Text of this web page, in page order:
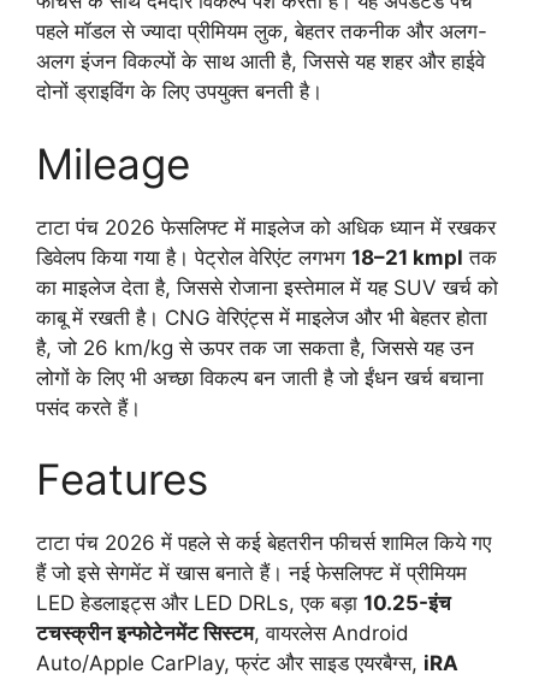
पहले मॉडल से ज्यादा प्रीमियम लुक, बेहतर तकनीक और अलग-
अलग इंजन विकल्पों के साथ आती है, जिससे यह शहर और हाईवे
दोनों ड्राइविंग के लिए उपयुक्त बनती है।
Mileage
टाटा पंच 2026 फेसलिफ्ट में माइलेज को अधिक ध्यान में रखकर
डिवेलप किया गया है। पेट्रोल वेरिएंट लगभग 18–21 kmpl तक
का माइलेज देता है, जिससे रोजाना इस्तेमाल में यह SUV खर्च को
काबू में रखती है। CNG वेरिएंट्स में माइलेज और भी बेहतर होता
है, जो 26 km/kg से ऊपर तक जा सकता है, जिससे यह उन
लोगों के लिए भी अच्छा विकल्प बन जाती है जो ईंधन खर्च बचाना
पसंद करते हैं।
Features
टाटा पंच 2026 में पहले से कई बेहतरीन फीचर्स शामिल किये गए
हैं जो इसे सेगमेंट में खास बनाते हैं। नई फेसलिफ्ट में प्रीमियम
LED हेडलाइट्स और LED DRLs, एक बड़ा 10.25-इंच
टचस्क्रीन इन्फोटेनमेंट सिस्टम, वायरलेस Android
Auto/Apple CarPlay, फ्रंट और साइड एयरबैग्स, iRA